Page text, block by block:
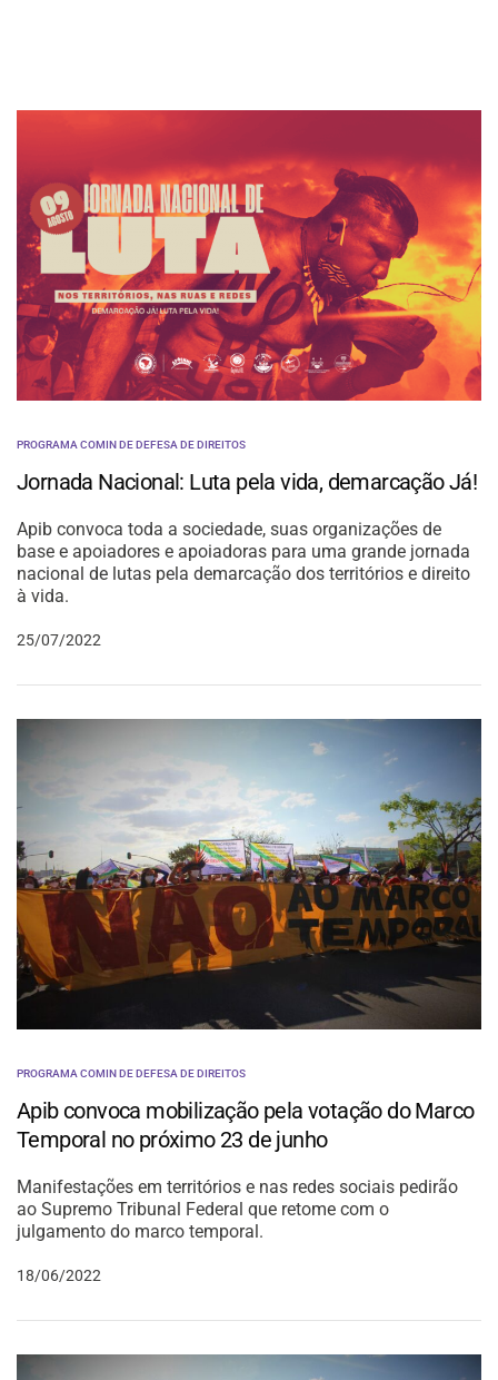
PROGRAMA COMIN DE DEFESA DE DIREITOS
Jornada Nacional: Luta pela vida, demarcação Já!
Apib convoca toda a sociedade, suas organizações de
base e apoiadores e apoiadoras para uma grande jornada
nacional de lutas pela demarcação dos territórios e direito
à vida.
25/07/2022
PROGRAMA COMIN DE DEFESA DE DIREITOS
Apib convoca mobilização pela votação do Marco
Temporal no próximo 23 de junho
Manifestações em territórios e nas redes sociais pedirão
ao Supremo Tribunal Federal que retome com o
julgamento do marco temporal.
18/06/2022